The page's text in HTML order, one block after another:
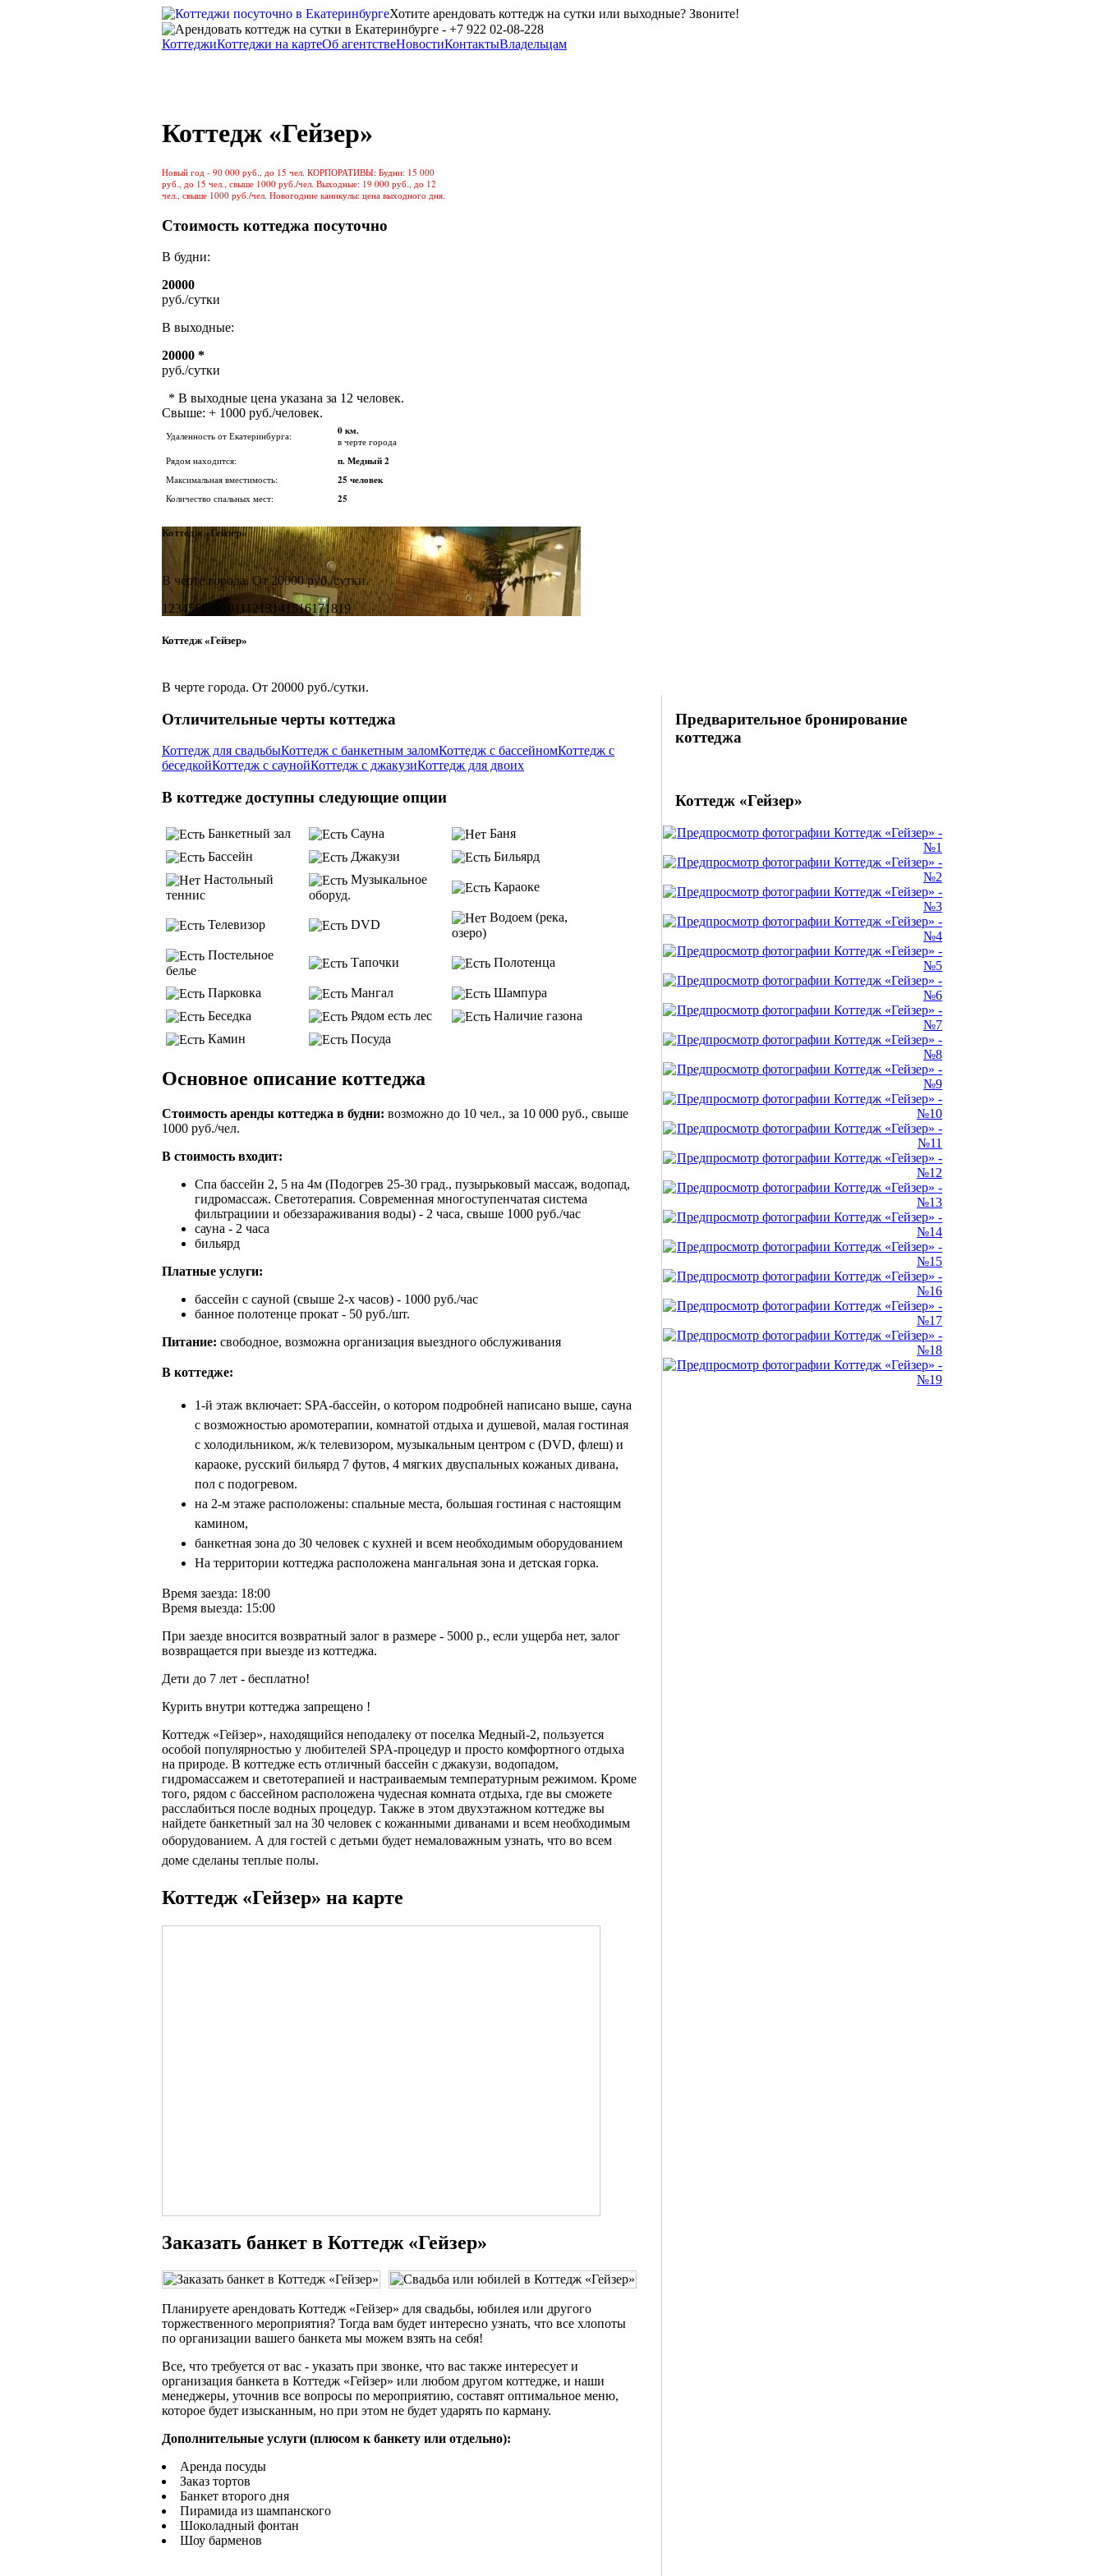
Хотите арендовать коттедж на сутки или выходные? Звоните!
КоттеджиКоттеджи на картеОб агентствеНовостиКонтактыВладельцам
Коттедж «Гейзер»
Новый год - 90 000 руб., до 15 чел. КОРПОРАТИВЫ: Будни: 15 000
руб., до 15 чел., свыше 1000 руб./чел. Выходные: 19 000 руб., до 12
чел., свыше 1000 руб./чел. Новогодние каникулы: цена выходного дня.
Стоимость коттеджа посуточно
В будни:
20000
руб./сутки
В выходные:
20000 *
руб./сутки
* В выходные цена указана за 12 человек.
Свыше: + 1000 руб./человек.
Удаленность от Екатеринбурга: 0 км.
в черте города
Рядом находится:
п. Медный 2
Максимальная вместимость: 25 человек
Количество спальных мест: 25
Коттедж «Гейзер»
В черте города. От 20000 руб./сутки.
1 234567 1011 1213141516171819
Коттедж «Гейзер»
В черте города. От 20000 руб./сутки.
Отличительные черты коттеджа
Коттедж для свадьбыКоттедж с банкетным заломКоттедж с бассейномКоттедж с
беседкойКоттедж с саунойКоттедж с джакузиКоттедж для двоих
В коттедже доступны следующие опции
Банкетный зал Сауна
Баня
Бассейн
Джакузи
Бильярд
Настольный
теннис
Музыкальное
оборуд.
Караоке
Телевизор DVD
Водоем (река,
озеро)
Постельное
белье
Тапочки Полотенца
Парковка Мангал
Шампура
Беседка
Рядом есть лес
Наличие газона
Камин
Посуда
Основное описание коттеджа
Стоимость аренды коттеджа в будни: возможно до 10 чел., за 10 000 руб., свыше
1000 руб./чел.
В стоимость входит:
Спа бассейн 2, 5 на 4м (Подогрев 25-30 град., пузырьковый массаж, водопад,
гидромассаж. Светотерапия. Современная многоступенчатая система
фильтрациии и обеззараживания воды) - 2 часа, свыше 1000 руб./час
сауна - 2 часа
бильярд
Платные услуги:
бассейн с сауной (свыше 2-х часов) - 1000 руб./час
банное полотенце прокат - 50 руб./шт.
Питание: свободное, возможна организация выездного обслуживания
В коттедже:
1-й этаж включает: SPA-бассейн, о котором подробней написано выше, сауна
с возможностью аромотерапии, комнатой отдыха и душевой, малая гостиная
с холодильником, ж/к телевизором, музыкальным центром с (DVD, флеш) и
караоке, русский бильярд 7 футов, 4 мягких двуспальных кожаных дивана,
пол с подогревом.
на 2-м этаже расположены: спальные места, большая гостиная с настоящим
камином,
банкетная зона до 30 человек с кухней и всем необходимым оборудованием
На территории коттеджа расположена мангальная зона и детская горка.
Время заезда: 18:00
Время выезда: 15:00
При заезде вносится возвратный залог в размере - 5000 р., если ущерба нет, залог
возвращается при выезде из коттеджа.
Дети до 7 лет - бесплатно!
Курить внутри коттеджа запрещено !
Коттедж «Гейзер», находящийся неподалеку от поселка Медный-2, пользуется
особой популярностью у любителей SPA-процедур и просто комфортного отдыха
на природе. В коттедже есть отличный бассейн с джакузи, водопадом,
гидромассажем и светотерапией и настраиваемым температурным режимом. Кроме
того, рядом с бассейном расположена чудесная комната отдыха, где вы сможете
расслабиться после водных процедур. Также в этом двухэтажном коттедже вы
найдете банкетный зал на 30 человек с кожанными диванами и всем необходимым
оборудованием. А для гостей с детьми будет немаловажным узнать, что во всем
доме сделаны теплые полы.
Коттедж «Гейзер» на карте
Заказать банкет в Коттедж «Гейзер»
Планируете арендовать Коттедж «Гейзер» для свадьбы, юбилея или другого
торжественного мероприятия? Тогда вам будет интересно узнать, что все хлопоты
по организации вашего банкета мы можем взять на себя!
Все, что требуется от вас - указать при звонке, что вас также интересует и
организация банкета в Коттедж «Гейзер» или любом другом коттедже, и наши
менеджеры, уточнив все вопросы по мероприятию, составят оптимальное меню,
которое будет изысканным, но при этом не будет ударять по карману.
Дополнительные услуги (плюсом к банкету или отдельно):
Аренда посуды
Заказ тортов
Банкет второго дня
Пирамида из шампанского
Шоколадный фонтан
Шоу барменов
Предварительное бронирование
коттеджа
Коттедж «Гейзер»